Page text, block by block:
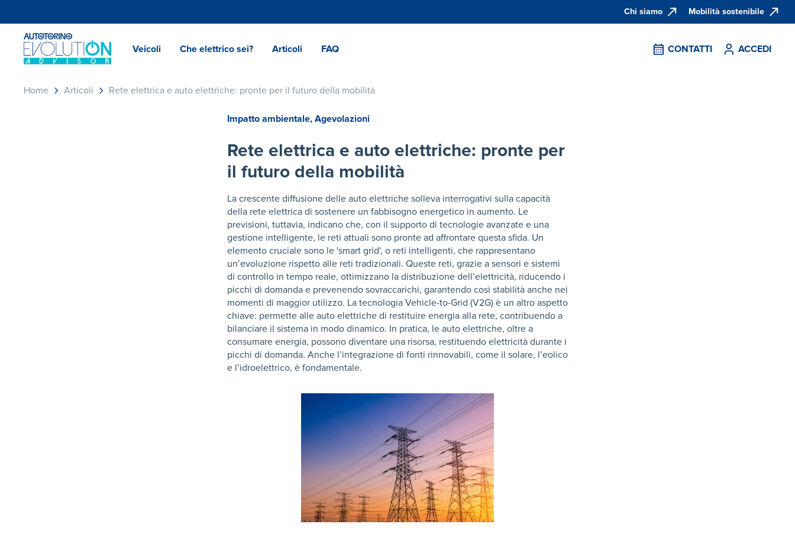
Chi siamo Mobilità sostenibile
Veicoli Che elettrico sei? Articoli FAQ CONTATTI ACCEDI
Home Articoli Rete elettrica e auto elettriche: pronte per il futuro della mobilità​
Impatto ambientale, Agevolazioni
Rete elettrica e auto elettriche: pronte per
il futuro della mobilità​
La crescente diffusione delle auto elettriche solleva interrogativi sulla capacità
della rete elettrica di sostenere un fabbisogno energetico in aumento. Le
previsioni, tuttavia, indicano che, con il supporto di tecnologie avanzate e una
gestione intelligente, le reti attuali sono pronte ad affrontare questa sfida. Un
elemento cruciale sono le 'smart grid', o reti intelligenti, che rappresentano
un’evoluzione rispetto alle reti tradizionali. Queste reti, grazie a sensori e sistemi
di controllo in tempo reale, ottimizzano la distribuzione dell’elettricità, riducendo i
picchi di domanda e prevenendo sovraccarichi, garantendo così stabilità anche nei
momenti di maggior utilizzo. La tecnologia Vehicle-to-Grid (V2G) è un altro aspetto
chiave: permette alle auto elettriche di restituire energia alla rete, contribuendo a
bilanciare il sistema in modo dinamico. In pratica, le auto elettriche, oltre a
consumare energia, possono diventare una risorsa, restituendo elettricità durante i
picchi di domanda. Anche l’integrazione di fonti rinnovabili, come il solare, l’eolico
e l’idroelettrico, è fondamentale.